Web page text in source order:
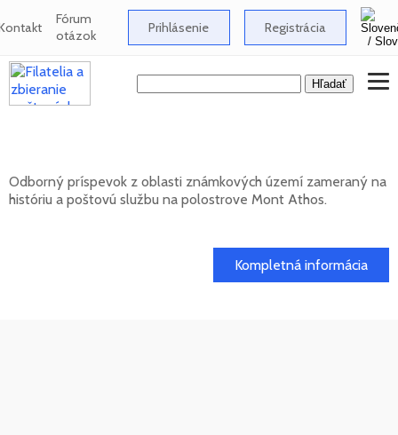
Fórum
otázok Prihlásenie Registrácia
Odborný príspevok z oblasti známkových území zameraný na
históriu a poštovú službu na polostrove Mont Athos.
Kompletná informácia